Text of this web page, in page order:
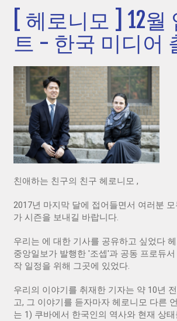
[ 헤로니모 ] 12월
트 - 한국 미디어
친애하는 친구의 친구 헤로니모 ,
2017년 마지막 달에 접어들면서 여러분
가 시즌을 보내길 바랍니다.
우리는 에 대한 기사를 공유하고 싶었다
중앙일보가 발행한 '조셉'과 공동 프로듀
작 일정을 위해 그곳에 있었다.
우리의 이야기를 취재한 기자는 약 10년
고, 그 이야기를 듣자마자 헤로니모 다른
는 1) 쿠바에서 한국인의 역사와 현재 상